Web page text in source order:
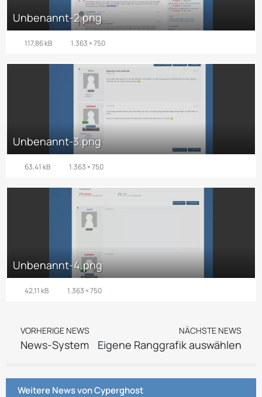
Unbenannt-2.png
117,86 kB 1.363 × 750
Unbenannt-3.png
63,41 kB 1.363 × 750
Unbenannt-4.png
42,11 kB 1.363 × 750
VORHERIGE NEWS
News-System
NÄCHSTE NEWS
Eigene Ranggrafik auswählen
Weitere News vonCyperghost